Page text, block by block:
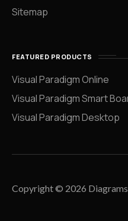
Sitemap
FEATURED PRODUCTS
Visual Paradigm Online
Visual Paradigm Smart
Visual Paradigm Desktop
Copyright © 2026